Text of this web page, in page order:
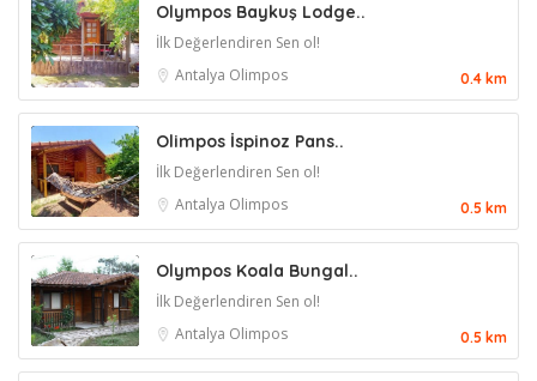
Olympos Baykuş Lodge..
İlk Değerlendiren Sen ol!
Antalya Olimpos 0.4 km
Olimpos İspinoz Pans..
İlk Değerlendiren Sen ol!
Antalya Olimpos 0.5 km
Olympos Koala Bungal..
İlk Değerlendiren Sen ol!
Antalya Olimpos 0.5 km